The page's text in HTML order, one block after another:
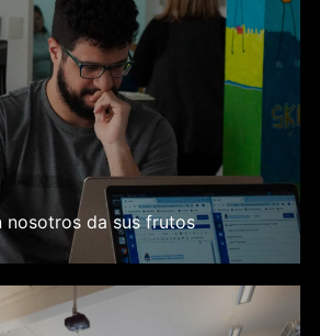
nosotros da sus frutos